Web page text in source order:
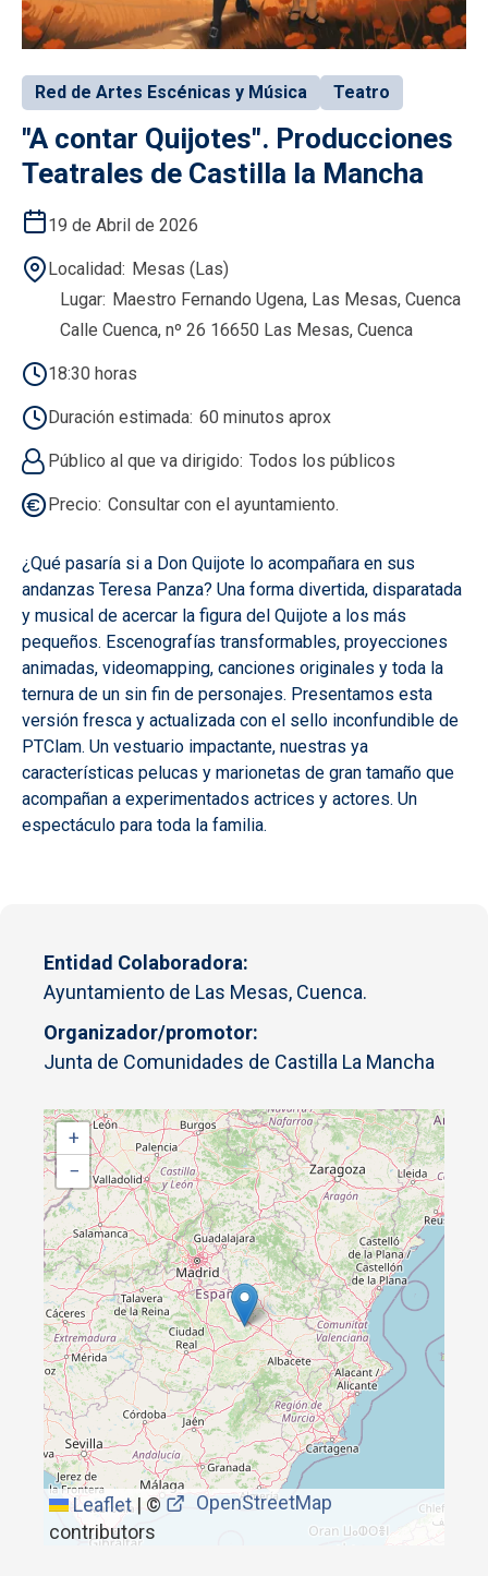
Red de Artes Escénicas y Música Teatro
"A contar Quijotes". Producciones
Teatrales de Castilla la Mancha
19 de Abril de 2026
Localidad Mesas (Las)
Lugar Maestro Fernando Ugena, Las Mesas, Cuenca
Calle Cuenca, nº 26 16650 Las Mesas, Cuenca
18:30 horas
Duración estimada 60 minutos aprox
Público al que va dirigido Todos los públicos
Precio Consultar con el ayuntamiento.
¿Qué pasaría si a Don Quijote lo acompañara en sus
andanzas Teresa Panza? Una forma divertida, disparatada
y musical de acercar la figura del Quijote a los más
pequeños. Escenografías transformables, proyecciones
animadas, videomapping, canciones originales y toda la
ternura de un sin fin de personajes. Presentamos esta
versión fresca y actualizada con el sello inconfundible de
PTClam. Un vestuario impactante, nuestras ya
características pelucas y marionetas de gran tamaño que
acompañan a experimentados actrices y actores. Un
espectáculo para toda la familia.
Entidad Colaboradora
Ayuntamiento de Las Mesas, Cuenca.
Organizador/promotor
Junta de Comunidades de Castilla La Mancha
+
−
Leaflet | ©
OpenStreetMap
contributors